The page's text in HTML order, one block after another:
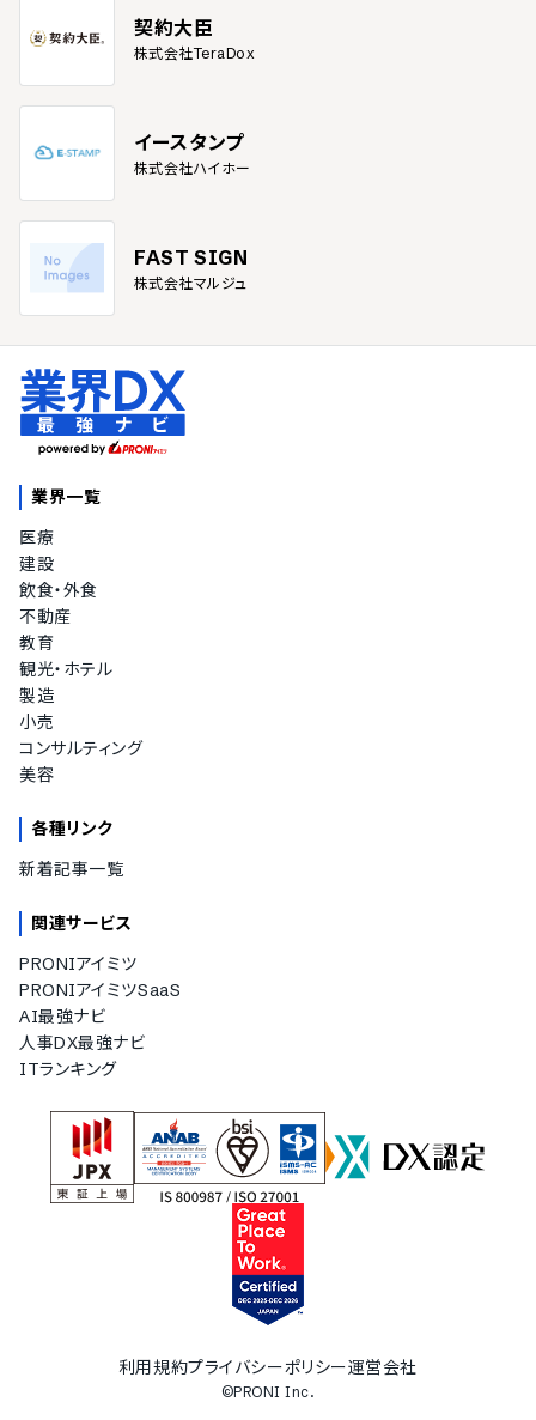
契約大臣
株式会社TeraDox
イースタンプ
株式会社ハイホー
FAST SIGN
株式会社マルジュ
業界一覧
医療
建設
飲食・外食
不動産
教育
観光・ホテル
製造
小売
コンサルティング
美容
各種リンク
新着記事一覧
関連サービス
PRONIアイミツ
PRONIアイミツSaaS
AI最強ナビ
人事DX最強ナビ
ITランキング
利用規約プライバシーポリシー運営会社
©PRONI Inc.